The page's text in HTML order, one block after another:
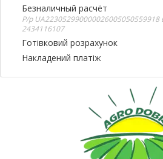
Безналичный расчёт
Р/р
2434116107
Готівковий розрахунок
Накладений платіж